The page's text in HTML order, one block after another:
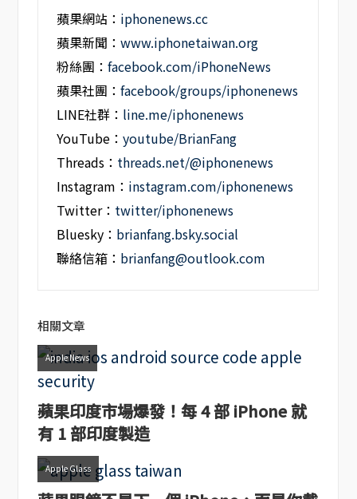
蘋果網站： iphonenews.cc
蘋果新聞：www.iphonetaiwan.org
粉絲團：facebook.com/iPhoneNews
蘋果社團：facebook/groups/iphonenews
LINE社群： line.me/iphonenews
YouTube：youtube/BrianFang
Threads： threads.net/@iphonenews
Instagram： instagram.com/iphonenews
Twitter： twitter/iphonenews
Bluesky： brianfang.bsky.social
聯絡信箱： brianfang@outlook.com
相關文章
Apple News
蘋果印度市場爆發！每 4 部 iPhone 就
有 1 部印度製造
Apple Glass